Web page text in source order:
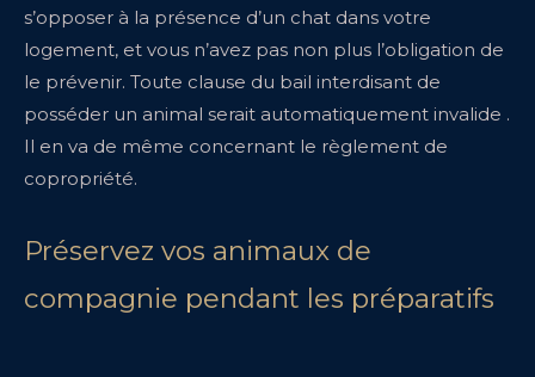
s’opposer à la présence d’un chat dans votre
logement, et vous n’avez pas non plus l’obligation de
le prévenir. Toute clause du bail interdisant de
posséder un animal serait automatiquement invalide .
Il en va de même concernant le règlement de
copropriété.
Préservez vos animaux de
compagnie pendant les préparatifs